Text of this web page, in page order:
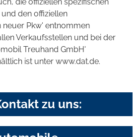
den offiziellen
Pkw' entnommen
Verkaufsstellen und bei der
Treuhand GmbH'
ist unter www.dat.de.
zu uns: